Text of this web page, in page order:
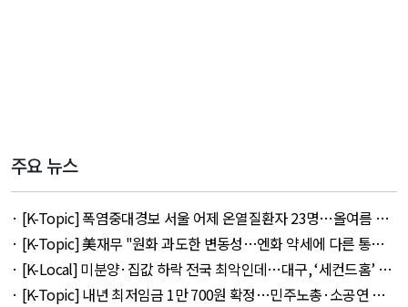
주요 뉴스
· [K-Topic] 폭염중대경보 서울 어제 온열질환자 23명…올여름 최
다 외 33건 - August 5, 2026
· [K-Topic] 美재무 "원화 과도한 변동성…엔화 약세에 다른 통화
뒤따를 것" 외 50건 - August 5, 2026
· [K-Local] 미분양·집값 하락 전국 최악인데…대구, ‘세컨드홈’ 특
례서 빠졌다 외 11건 - August 5, 2026
· [K-Topic] 내년 최저임금 1만 700원 확정…민주노총·소공연 이